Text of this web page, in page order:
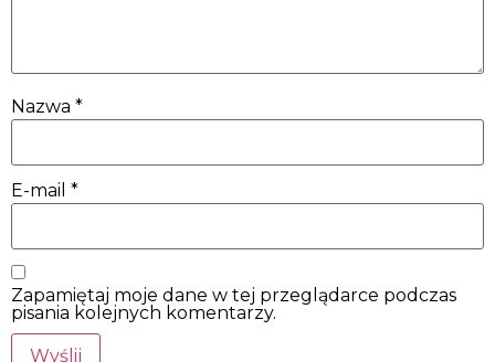
Nazwa *
E-mail *
Zapamiętaj moje dane w tej przeglądarce podczas
pisania kolejnych komentarzy.